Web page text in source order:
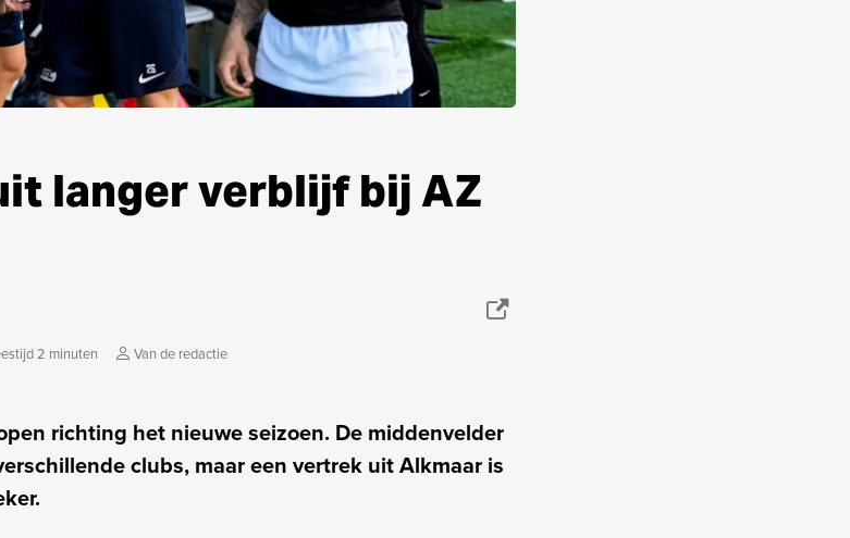
langer verblijf bij AZ
2 minuten Van de redactie
richting het nieuwe seizoen. De middenvelder
clubs, maar een vertrek uit Alkmaar is